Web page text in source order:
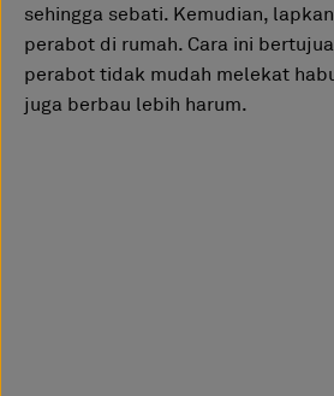
sehingga sebati. Kemudian,
perabot di rumah. Cara ini
perabot tidak mudah melekat
juga berbau lebih harum.